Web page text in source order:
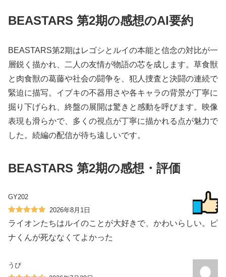
BEASTARS 第2期の感想のAI要約
BEASTARS第2期はレゴシとルイの本能と信念の対比が一
層鋭く描かれ、二人の友情が物語の芯を成します。草食獣
と肉食獣の葛藤や社会の闘争を、犯人捜査と決闘の連続で
緊迫に描写。イブキの不器用さや各キャラの背景が丁寧に
掘り下げられ、終盤の展開は驚きと感動を呼びます。映像
表現も滑らかで、多くの視点が丁寧に描かれる点が魅力で
した。続編の配信が待ち遠しいです。
BEASTARS 第2期の感想・評価
GY202
2026年8月1日
ライオンたちはルイのことが大好きで、かわいらしい。ピ
ナくんが死ななくてよかった
うび